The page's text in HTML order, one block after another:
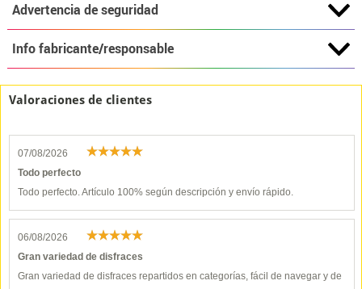
Advertencia de seguridad
Info fabricante/responsable
Valoraciones de clientes
07/08/2026
Todo perfecto
Todo perfecto. Artículo 100% según descripción y envío rápido.
06/08/2026
Gran variedad de disfraces
Gran variedad de disfraces repartidos en categorías, fácil de navegar y de